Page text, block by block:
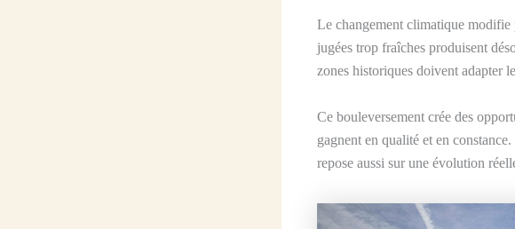
Le changement climatique
jugées trop fraîches produisent
zones historiques doivent adapter
Ce bouleversement crée des
gagnent en qualité et en
repose aussi sur une évolution